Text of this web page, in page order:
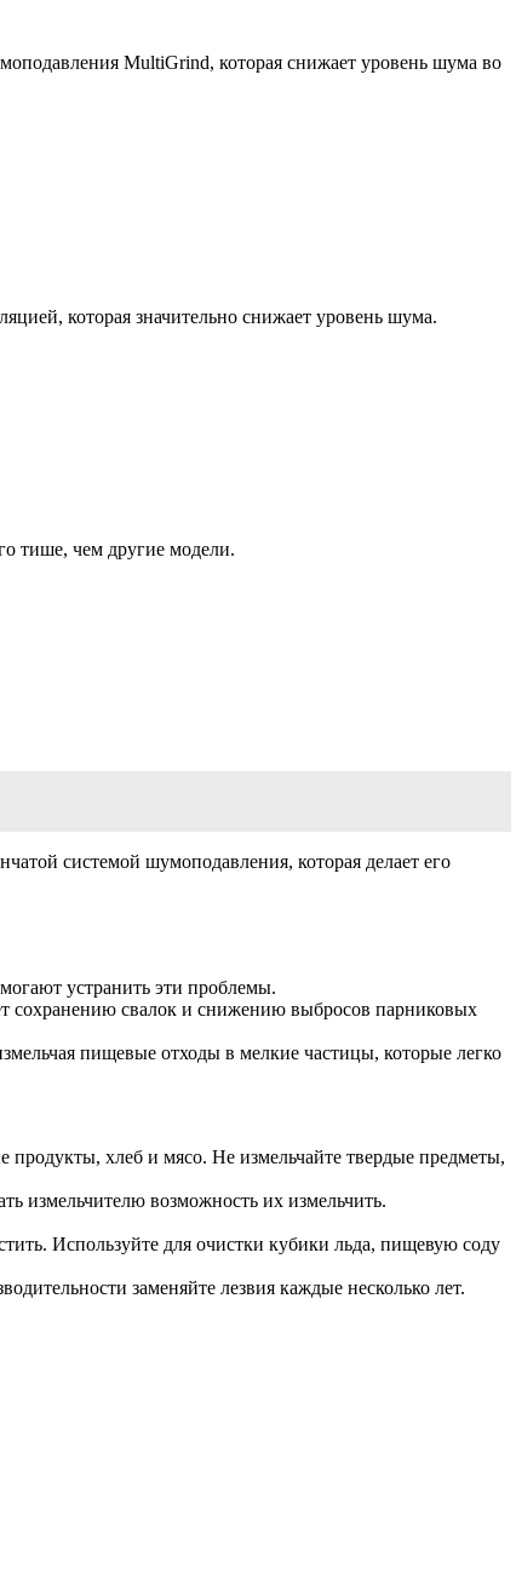
MultiGrind, которая снижает уровень шума во
которая значительно снижает уровень шума.
тише, чем другие модели.
системой шумоподавления, которая делает его
устранить эти проблемы.
сохранению свалок и снижению выбросов парниковых
пищевые отходы в мелкие частицы, которые легко
хлеб и мясо. Не измельчайте твердые предметы,
измельчителю возможность их измельчить.
Используйте для очистки кубики льда, пищевую соду
заменяйте лезвия каждые несколько лет.